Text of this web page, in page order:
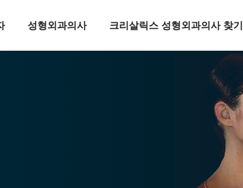
성형외과의사 크리살릭스 성형외과의사 찾기